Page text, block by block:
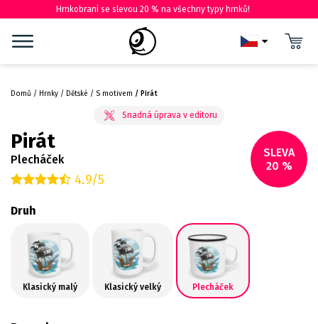
Hrnkobraní se slevou 20 % na všechny typy hrnků!
Domů Hrnky Dětské S motivem Pirát
SLEVA
20 %
Pirát
Plecháček
4.9/5
Druh
Klasický malý Klasický velký Plecháček